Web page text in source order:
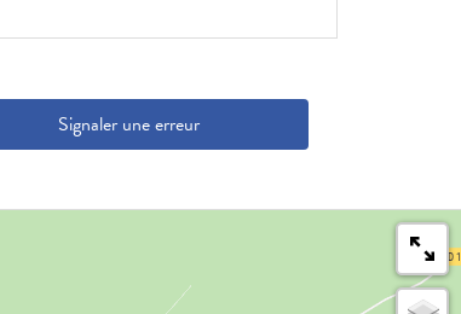
Signaler une erreur